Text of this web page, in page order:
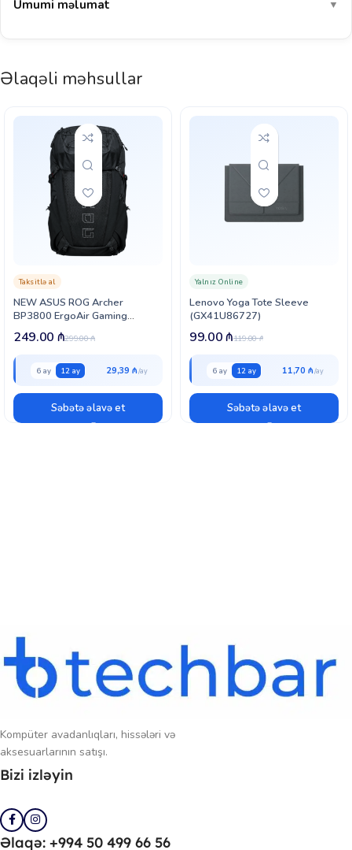
Ümumi məlumat ▼
Əlaqəli məhsullar
NEW ASUS ROG Archer
BP3800 ErgoAir Gaming
Backpack (90XB09H0-BBP000)
Taksitlə al
299.00₼
249.00 ₼
6 ay 12 ay 29,39 ₼
Səbətə əlavə et
Lenovo Yoga Tote Sleeve
(GX41U86727)
Yalnız Online
119.00₼
99.00₼
6 ay 12 ay 11,70 ₼
Səbətə əlavə et
Kompüter avadanlıqları, hissələri və
aksesuarlarının satışı.
Bizi izləyin
Əlaqə: +994 50 499 66 56